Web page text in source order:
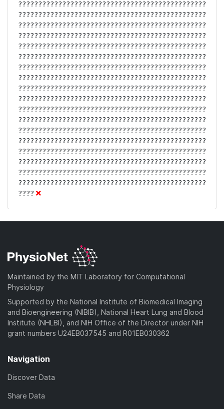
Maintained by the MIT Laboratory for Computational
Physiology
Supported by the National Institute of Biomedical Imaging
and Bioengineering (NIBIB), National Heart Lung and Blood
Institute (NHLBI), and NIH Office of the Director under NIH
grant numbers U24EB037545 and R01EB030362
Navigation
Discover Data
Share Data